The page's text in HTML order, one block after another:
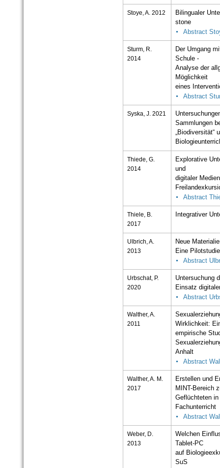
Stoye, A. 2012
Bilingualer
stone
Abstract
Sturm, R.
2014
Der Umgang
Schule -
Analyse der
Möglichkeit
eines
Abstract
Syska, J. 2021
Sammlungen
„Biodiversität“
Thiede, G.
2014
Explorative
und
digitaler
Abstract
Thiele, B.
2017
Integrativer
Ulbrich, A.
2013
Neue
Eine Pilotstudie
Abstract
Urbschat, P.
2020
Untersuchung
Einsatz
Abstract
Walther, A.
2011
Wirklichkeit:
empirische
Anhalt
Abstract
Walther, A. M.
2017
Erstellen und
MINT-Bereich
Geflüchteten
Fachunterricht
Abstract
Weber, D.
2013
Welchen
Tablet-PC
auf
SuS